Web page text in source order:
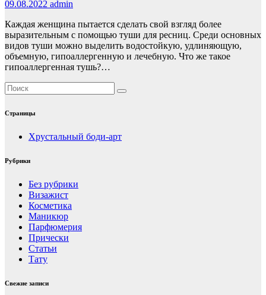
09.08.2022 admin
Каждая женщина пытается сделать свой взгляд более
выразительным с помощью туши для ресниц. Среди основных
видов туши можно выделить водостойкую, удлиняющую,
объемную, гипоаллергенную и лечебную. Что же такое
гипоаллергенная тушь?…
Страницы
Хрустальный боди-арт
Рубрики
Без рубрики
Визажист
Косметика
Маникюр
Парфюмерия
Прически
Статьи
Тату
Свежие записи